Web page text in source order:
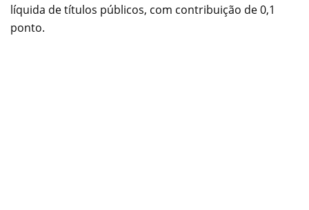
líquida de títulos públicos, com contribuição de 0,1
ponto.